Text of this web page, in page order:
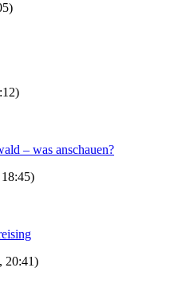
– was anschauen?
20:41)